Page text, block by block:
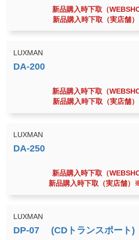
新品購入時下取（
新品購入時下取（実店舗）
LUXMAN
新品購入時下取（
新品購入時下取（実店舗）
LUXMAN
新品購入時下取（
新品購入時下取（実店舗）
LUXMAN